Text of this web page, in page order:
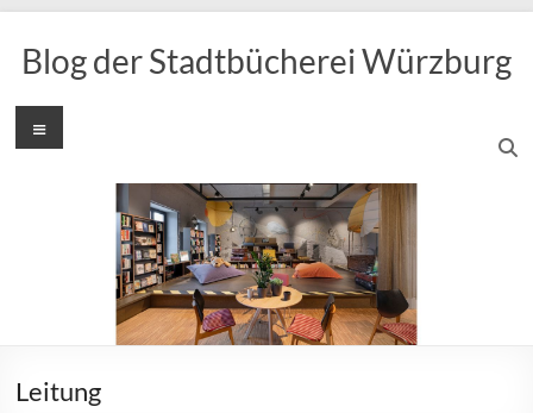
Inhalt
springen
Blog der Stadtbücherei Würzburg
Menü
Leitung